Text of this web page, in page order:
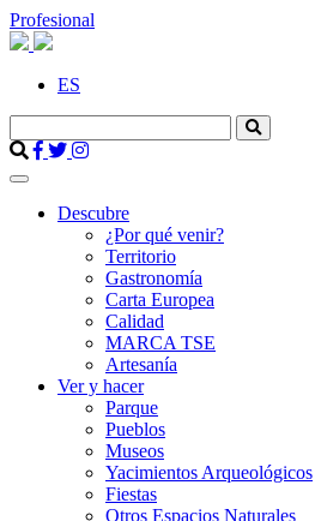
Profesional
ES
Descubre
¿Por qué venir?
Territorio
Gastronomía
Carta Europea
Calidad
MARCA TSE
Artesanía
Ver y hacer
Parque
Pueblos
Museos
Yacimientos Arqueológicos
Fiestas
Otros Espacios Naturales